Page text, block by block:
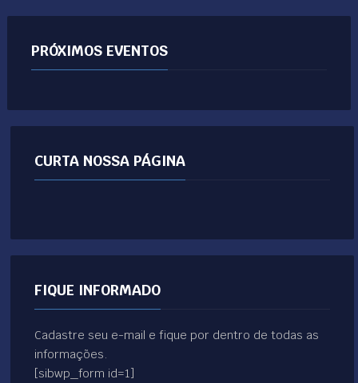
PRÓXIMOS EVENTOS
CURTA NOSSA PÁGINA
FIQUE INFORMADO
Cadastre seu e-mail e fique por dentro de todas as
informações.
[sibwp_form id=1]